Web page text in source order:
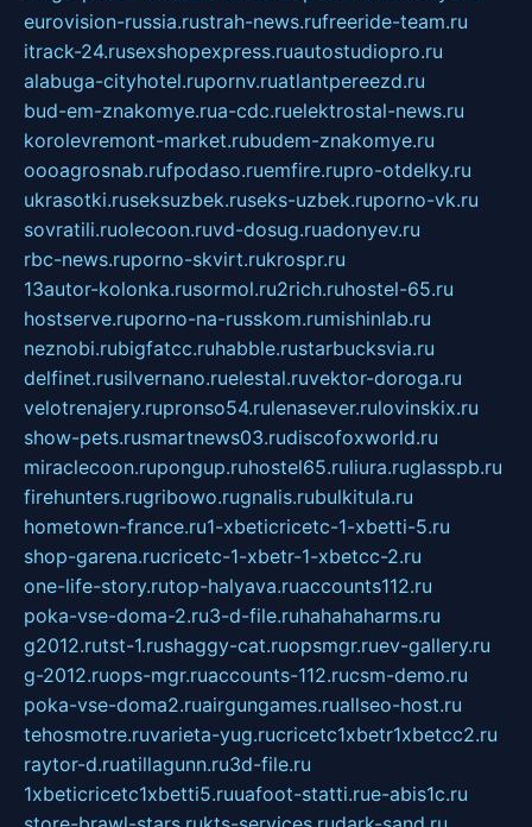
eurovision-russia.rustrah-news.rufreeride-team.ru
itrack-24.rusexshopexpress.ruautostudiopro.ru
alabuga-cityhotel.rupornv.ruatlantpereezd.ru
bud-em-znakomye.rua-cdc.ruelektrostal-news.ru
korolevremont-market.rubudem-znakomye.ru
oooagrosnab.rufpodaso.ruemfire.rupro-otdelky.ru
ukrasotki.ruseksuzbek.ruseks-uzbek.ruporno-vk.ru
sovratili.ruolecoon.ruvd-dosug.ruadonyev.ru
rbc-news.ruporno-skvirt.rukrospr.ru
13autor-kolonka.rusormol.ru2rich.ruhostel-65.ru
hostserve.ruporno-na-russkom.rumishinlab.ru
neznobi.rubigfatcc.ruhabble.rustarbucksvia.ru
delfinet.rusilvernano.ruelestal.ruvektor-doroga.ru
velotrenajery.rupronso54.rulenasever.rulovinskix.ru
show-pets.rusmartnews03.rudiscofoxworld.ru
miraclecoon.rupongup.ruhostel65.ruliura.ruglasspb.ru
firehunters.rugribowo.rugnalis.rubulkitula.ru
hometown-france.ru1-xbeticricetc-1-xbetti-5.ru
shop-garena.rucricetc-1-xbetr-1-xbetcc-2.ru
one-life-story.rutop-halyava.ruaccounts112.ru
poka-vse-doma-2.ru3-d-file.ruhahahaharms.ru
g2012.rutst-1.rushaggy-cat.ruopsmgr.ruev-gallery.ru
g-2012.ruops-mgr.ruaccounts-112.rucsm-demo.ru
poka-vse-doma2.ruairgungames.ruallseo-host.ru
tehosmotre.ruvarieta-yug.rucricetc1xbetr1xbetcc2.ru
raytor-d.ruatillagunn.ru3d-file.ru
1xbeticricetc1xbetti5.ruuafoot-statti.rue-abis1c.ru